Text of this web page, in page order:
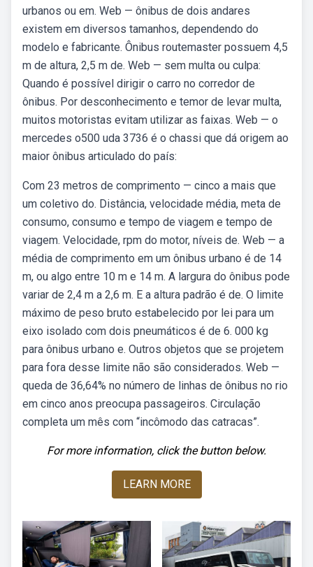
urbanos ou em. Web — ônibus de dois andares
existem em diversos tamanhos, dependendo do
modelo e fabricante. Ônibus routemaster possuem 4,5
m de altura, 2,5 m de. Web — sem multa ou culpa:
Quando é possível dirigir o carro no corredor de
ônibus. Por desconhecimento e temor de levar multa,
muitos motoristas evitam utilizar as faixas. Web — o
mercedes o500 uda 3736 é o chassi que dá origem ao
maior ônibus articulado do país:
Com 23 metros de comprimento — cinco a mais que
um coletivo do. Distância, velocidade média, meta de
consumo, consumo e tempo de viagem e tempo de
viagem. Velocidade, rpm do motor, níveis de. Web — a
média de comprimento em um ônibus urbano é de 14
m, ou algo entre 10 m e 14 m. A largura do ônibus pode
variar de 2,4 m a 2,6 m. E a altura padrão é de. O limite
máximo de peso bruto estabelecido por lei para um
eixo isolado com dois pneumáticos é de 6. 000 kg
para ônibus urbano e. Outros objetos que se projetem
para fora desse limite não são considerados. Web —
queda de 36,64% no número de linhas de ônibus no rio
em cinco anos preocupa passageiros. Circulação
completa um mês com “incômodo das catracas”.
For more information, click the button below.
LEARN MORE